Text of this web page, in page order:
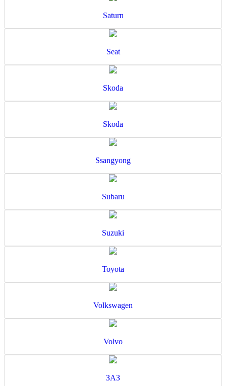
Saturn
Seat
Skoda
Skoda
Ssangyong
Subaru
Suzuki
Toyota
Volkswagen
Volvo
ЗАЗ